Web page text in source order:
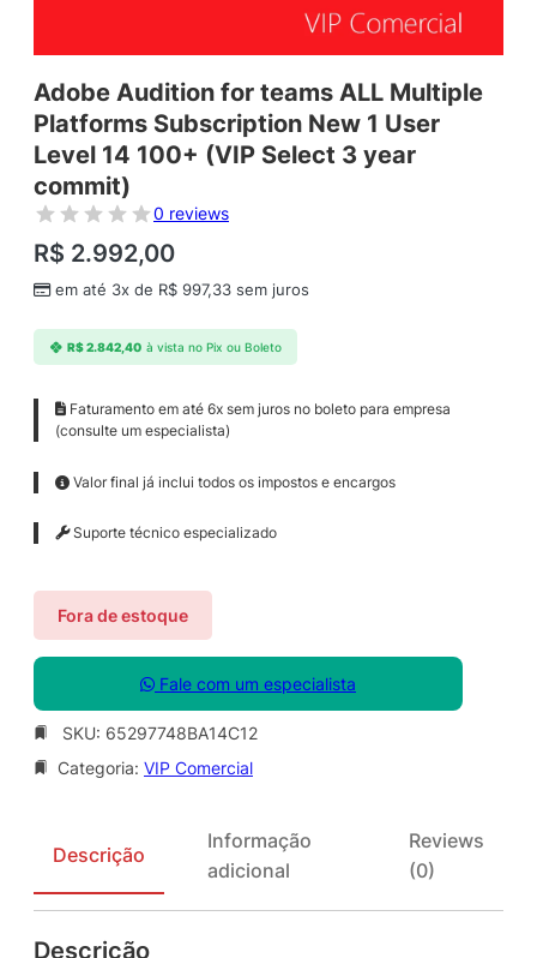
Adobe Audition for teams ALL Multiple
Platforms Subscription New 1 User
Level 14 100+ (VIP Select 3 year
commit)
0 reviews
R$ 2.992,00
em até 3x de R$ 997,33 sem juros
R$2.842,40 à vista no Pix ou Boleto
Faturamento em até 6x sem juros no boleto para empresa
(consulte um especialista)
Valor final já inclui todos os impostos e encargos
Suporte técnico especializado
Fora de estoque
Fale com um especialista
SKU: 65297748BA14C12
Categoria: VIP Comercial
Descrição
Informação
adicional
Reviews
(0)
Descrição